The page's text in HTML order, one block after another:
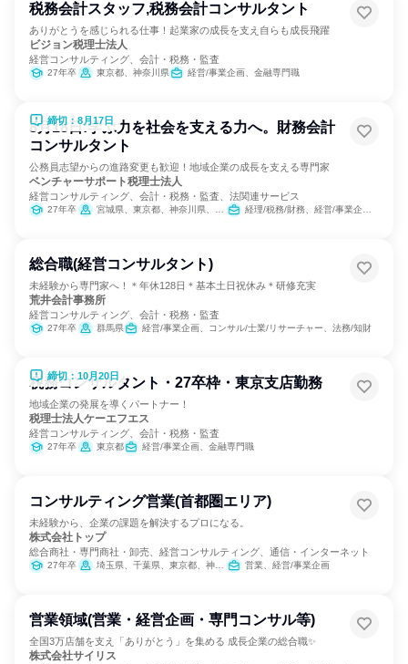
税務会計スタッフ,税務会計コンサルタント
ありがとうを感じられる仕事！起業家の成長を支え自らも成長飛躍
ビジョン税理士法人
経営コンサルティング、会計・税務・監査
27年卒 東京都、神奈川県 経営/事業企画、金融専門職
締切：8月17日
8月18日:学ぶ力を社会を支える力へ。財務会計
コンサルタント
公務員志望からの進路変更も歓迎！地域企業の成長を支える専門家
ベンチャーサポート税理士法人
経営コンサルティング、会計・税務・監査、法関連サービス
27年卒 宮城県、東京都、神奈川県、愛知県、大阪府、福岡県 経理/税務/財務、経営/事業企画、金融専門職
総合職(経営コンサルタント)
未経験から専門家へ！＊年休128日＊基本土日祝休み＊研修充実
荒井会計事務所
経営コンサルティング、会計・税務・監査
27年卒 群馬県 経営/事業企画、コンサル/士業/リサーチャー、法務/知財
締切：10月20日
税務コンサルタント・27卒枠・東京支店勤務
地域企業の発展を導くパートナー！
税理士法人ケーエフエス
経営コンサルティング、会計・税務・監査
27年卒 東京都 経営/事業企画、金融専門職
コンサルティング営業(首都圏エリア)
未経験から、企業の課題を解決するプロになる。
株式会社トップ
総合商社・専門商社・卸売、経営コンサルティング、通信・インターネット
27年卒 埼玉県、千葉県、東京都、神奈川県 営業、経営/事業企画
営業領域(営業・経営企画・専門コンサル等)
全国3万店舗を支え「ありがとう」を集める 成長企業の総合職✨
株式会社サイリス